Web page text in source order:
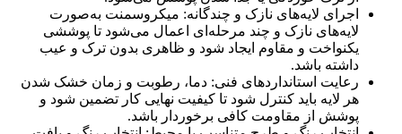
اجرای لایه‌های نازک و چندگانه: میکروسمنت به‌صورت
لایه‌های نازک و چند مرحله‌ای اعمال می‌شود تا پوششی
یکنواخت و مقاوم ایجاد شود و ظاهری بدون ترک و عیب
داشته باشد.
رعایت استانداردهای فنی: دما، رطوبت و زمان خشک شدن
هر لایه باید کنترل شود تا کیفیت نهایی کار تضمین شود و
پوشش از مقاومت کافی برخوردار باشد.